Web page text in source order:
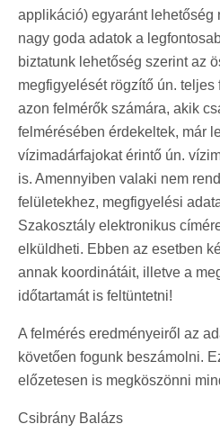
applikáció) egyaránt lehetőség
nagy goda adatok a
biztatunk lehetőség szerint az
megfigyelését rögzítő ún.
azon felmérők számára, akik
felmérésében érdekeltek, már
vízimadárfajokat érintő ún.
is. Amennyiben valaki nem
felületekhez, megfigyelési
Szakosztály elektronikus
elküldheti. Ebben az esetben
annak koordinátáit, illetve a
időtartamát is feltüntetni!
A felmérés eredményeiről az
követően fogunk beszámolni.
előzetesen is megköszönni
Csibrány Balázs